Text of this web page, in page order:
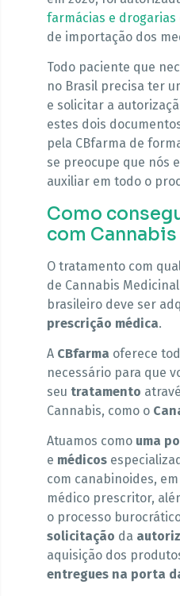
farmácias e drogarias
de importação dos
Todo paciente que
no Brasil precisa ter
e solicitar a
estes dois
pela CBfarma de
se preocupe que nós
auxiliar em todo o
Como
com
O tratamento com
de Cannabis
brasileiro deve ser
prescrição médica.
A CBfarma oferece
necessário para que
seu tratamento
Cannabis, como o
Atuamos como uma
e médicos
com canabinoides,
médico prescritor,
o processo
solicitação da
aquisição dos
entregues na porta